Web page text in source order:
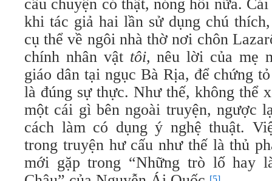
câu chuyện có thật, nóng hổi nữa.
khi tác giả hai lần sử dụng chú
cụ thể về ngôi nhà thờ nơi chôn
chính nhân vậttôi,nêu lời của mẹ
giáo dân tại ngục Bà Rịa, để chứng
là đúng sự thực. Như thế, không thể
một cái gì bên ngoài truyện, ngược
cách làm có dụng ý nghệ thuật.
trong truyện hư cấu như thế là thủ
mới gặp trong “Những trò lố hay